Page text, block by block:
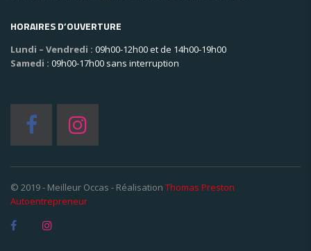
HORAIRES D’OUVERTURE
Lundi – Vendredi : 09h00-12h00 et de 14h00-19h00
Samedi : 09h00-17h00 sans interruption
© 2019 - Meilleur Occas - Réalisation Thomas Preston
Autoentrepreneur